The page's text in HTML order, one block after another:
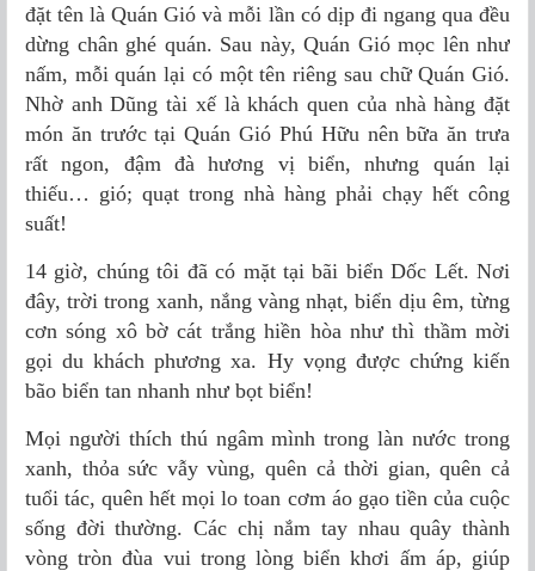
đặt tên là Quán Gió và mỗi lần có dịp đi ngang qua đều
dừng chân ghé quán. Sau này, Quán Gió mọc lên như
nấm, mỗi quán lại có một tên riêng sau chữ Quán Gió.
Nhờ anh Dũng tài xế là khách quen của nhà hàng đặt
món ăn trước tại Quán Gió Phú Hữu nên bữa ăn trưa
rất ngon, đậm đà hương vị biển, nhưng quán lại
thiếu… gió; quạt trong nhà hàng phải chạy hết công
suất!
14 giờ, chúng tôi đã có mặt tại bãi biển Dốc Lết. Nơi
đây, trời trong xanh, nắng vàng nhạt, biển dịu êm, từng
cơn sóng xô bờ cát trắng hiền hòa như thì thầm mời
gọi du khách phương xa. Hy vọng được chứng kiến
bão biển tan nhanh như bọt biển!
Mọi người thích thú ngâm mình trong làn nước trong
xanh, thỏa sức vẫy vùng, quên cả thời gian, quên cả
tuổi tác, quên hết mọi lo toan cơm áo gạo tiền của cuộc
sống đời thường. Các chị nắm tay nhau quây thành
vòng tròn đùa vui trong lòng biển khơi ấm áp, giúp